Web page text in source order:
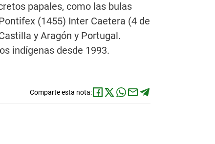
papales, como las bulas
(1455) Inter Caetera (4 de
y Aragón y Portugal.
indígenas desde 1993.
Comparte esta nota: